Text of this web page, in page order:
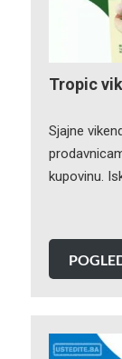
Tropic
Sjajne
kupovinu.